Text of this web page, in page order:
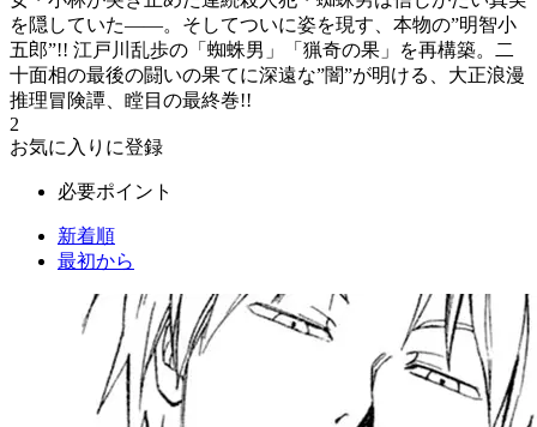
を隠していた――。そしてついに姿を現す、本物の”明智小
五郎”!! 江戸川乱歩の「蜘蛛男」「猟奇の果」を再構築。二
十面相の最後の闘いの果てに深遠な”闇”が明ける、大正浪漫
推理冒険譚、瞠目の最終巻!!
2
お気に入りに登録
必要ポイント
新着順
最初から